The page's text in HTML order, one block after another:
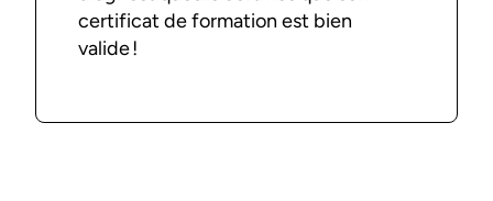
certificat de formation est bien
valide !